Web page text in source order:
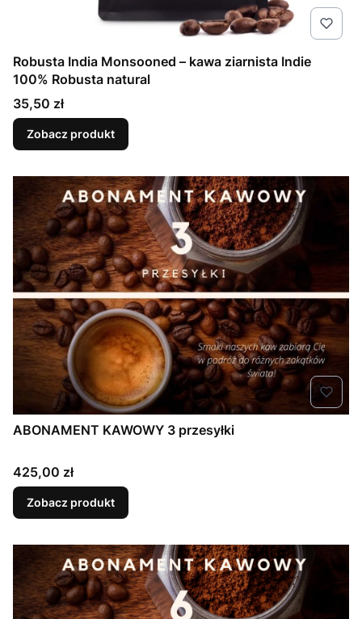
Robusta India Monsooned – kawa ziarnista Indie
100% Robusta natural
Cena
35,50 zł
Zobacz produkt
ABONAMENT KAWOWY 3 przesyłki
Cena
425,00 zł
Zobacz produkt